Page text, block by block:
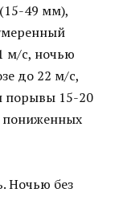
49 мм),
м/с, ночью
до 22 м/с,
порывы 15-20
пониженных
Ночью без